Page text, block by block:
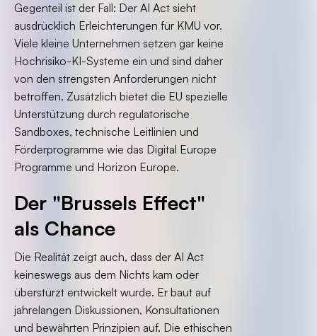
Gegenteil ist der Fall: Der AI Act sieht
ausdrücklich Erleichterungen für KMU vor.
Viele kleine Unternehmen setzen gar keine
Hochrisiko-KI-Systeme ein und sind daher
von den strengsten Anforderungen nicht
betroffen. Zusätzlich bietet die EU spezielle
Unterstützung durch regulatorische
Sandboxes, technische Leitlinien und
Förderprogramme wie das Digital Europe
Programme und Horizon Europe.
Der "Brussels Effect"
als Chance
Die Realität zeigt auch, dass der AI Act
keineswegs aus dem Nichts kam oder
überstürzt entwickelt wurde. Er baut auf
jahrelangen Diskussionen, Konsultationen
und bewährten Prinzipien auf. Die ethischen